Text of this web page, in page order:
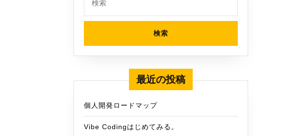
索:
最近の投稿
個人開発ロードマップ
Vibe Codingはじめてみる。